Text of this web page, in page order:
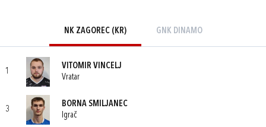
NK ZAGOREC (KR) GNK DINAMO
1
VITOMIR VINCELJ
Vratar
3
BORNA SMILJANEC
Igrač